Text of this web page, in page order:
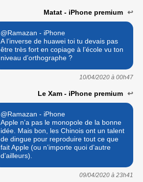
Matat - iPhone premium ↩
@Ramazan - iPhone
A l’inverse de huawei toi tu devais pas
être très fort en copiage à l’école vu ton
niveau d’orthographe ?
10/04/2020 à 00h47
Le Xam - iPhone premium ↩
@Ramazan - iPhone
Apple n’a pas le monopole de la bonne
idée. Mais bon, les Chinois ont un talent
de dingue pour reproduire tout ce que
fait Apple (ou n’importe quoi d’autre
d’ailleurs).
09/04/2020 à 23h41